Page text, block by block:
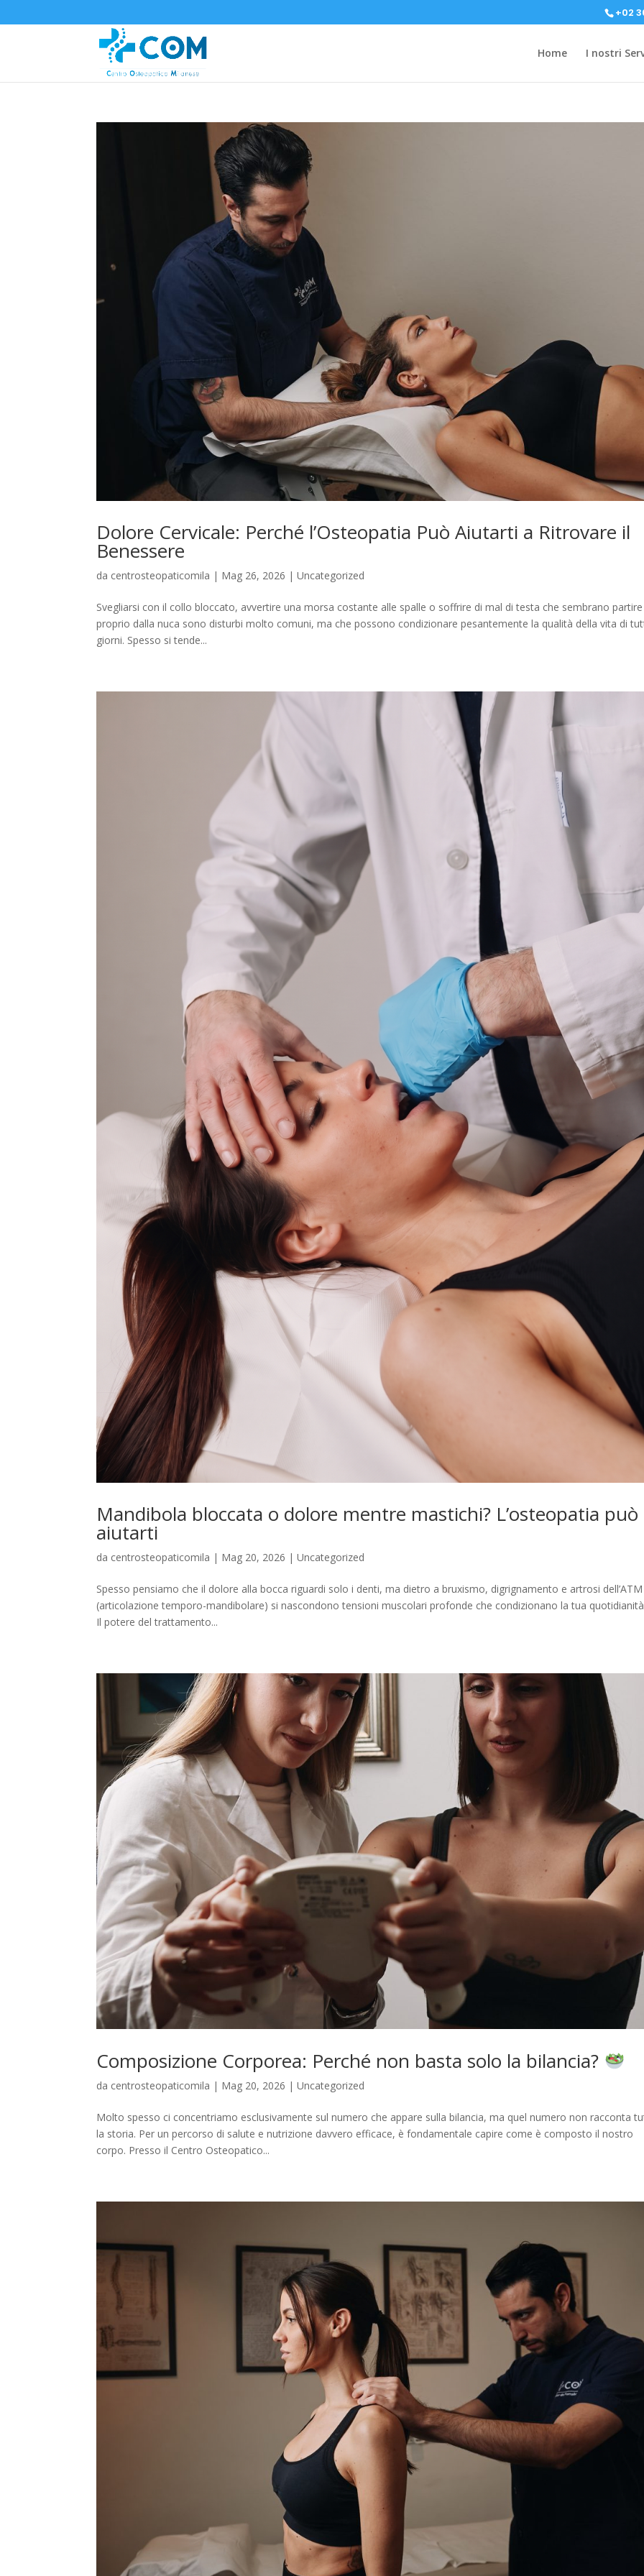
+02
Home I nostri
Dolore Cervicale: Perché l’Osteopatia Può Aiutarti a Ritrovare il
Benessere
da centrosteopaticomila | Mag 26, 2026 |Uncategorized
Svegliarsi con il collo bloccato, avvertire una morsa costante alle spalle o soffrire di mal di testa che sembrano partire
proprio dalla nuca sono disturbi molto comuni, ma che possono condizionare pesantemente la qualità della vita di
giorni. Spesso si tende...
Mandibola bloccata o dolore mentre mastichi? L’osteopatia può
aiutarti
da centrosteopaticomila | Mag 20, 2026 |Uncategorized
Spesso pensiamo che il dolore alla bocca riguardi solo i denti, ma dietro a bruxismo, digrignamento e artrosi dell’ATM
(articolazione temporo-mandibolare) si nascondono tensioni muscolari profonde che condizionano la tua
Il potere del trattamento...
Composizione Corporea: Perché non basta solo la bilancia?
da centrosteopaticomila | Mag 20, 2026 |Uncategorized
Molto spesso ci concentriamo esclusivamente sul numero che appare sulla bilancia, ma quel numero non racconta
la storia. Per un percorso di salute e nutrizione davvero efficace, è fondamentale capire come è composto il nostro
corpo. Presso il Centro Osteopatico...